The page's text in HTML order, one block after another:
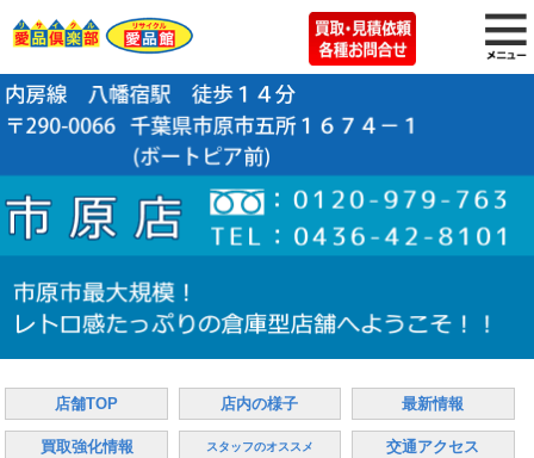
店舗TOP 店内の様子 最新情報
買取強化情報 スタッフのオススメ 交通アクセス